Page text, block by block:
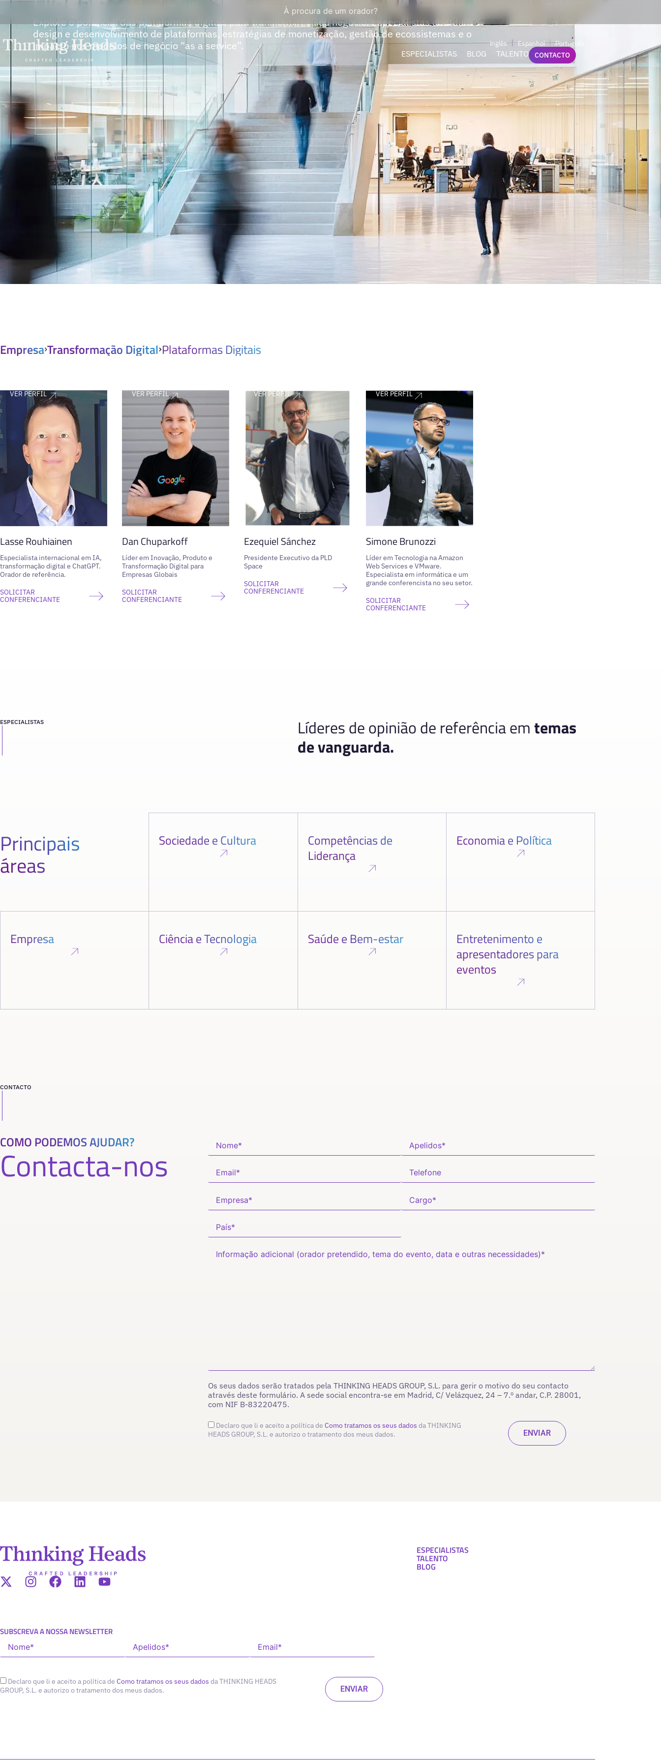
À procura de um orador?
ESPECIALISTAS BLOG TALENTO
Inglês Espanhol Português
CONTACTO
Explore o potencial das plataformas digitais para transformar o seu negócio. Especialistas abordam o
design e desenvolvimento de plataformas, estratégias de monetização, gestão de ecossistemas e o
impacto nos modelos de negócio “as a service”.
EmpresaTransformação Digital Plataformas Digitais
VER PERFIL
Lasse Rouhiainen
Especialista internacional em IA,
transformação digital e ChatGPT.
Orador de referência.
SOLICITAR
CONFERENCIANTE
VER PERFIL
Dan Chuparkoff
Líder em Inovação, Produto e
Transformação Digital para
Empresas Globais
SOLICITAR
CONFERENCIANTE
VER PERFIL
Ezequiel Sánchez
Presidente Executivo da PLD
Space
SOLICITAR
CONFERENCIANTE
VER PERFIL
Simone Brunozzi
Líder em Tecnologia na Amazon
Web Services e VMware.
Especialista em informática e um
grande conferencista no seu setor.
SOLICITAR
CONFERENCIANTE
ESPECIALISTAS Líderes de opinião de referência emtemas
de vanguarda.
Principais
áreas
Sociedade e Cultura
Competências de
Liderança
Economia e Política
Empresa Ciência e Tecnologia Saúde e Bem-estar
Entretenimento e
apresentadores para
eventos
CONTACTO
COMO PODEMOS AJUDAR?
Contacta-nos
Os seus dados serão tratados pela THINKING HEADS GROUP, S.L. para gerir o motivo do seu contacto
através deste formulário. A sede social encontra-se em Madrid, C/ Velázquez, 24 – 7.º andar, C.P. 28001,
com NIF B-83220475.
Declaro que li e aceito a política deComo tratamos os seus dadosda THINKING
HEADS GROUP, S.L. e autorizo o tratamento dos meus dados.
SUBSCREVA A NOSSA NEWSLETTER
Declaro que li e aceito a política de Como tratamos os seus dados da THINKING HEADS
GROUP, S.L. e autorizo o tratamento dos meus dados.
ESPECIALISTAS
TALENTO
BLOG